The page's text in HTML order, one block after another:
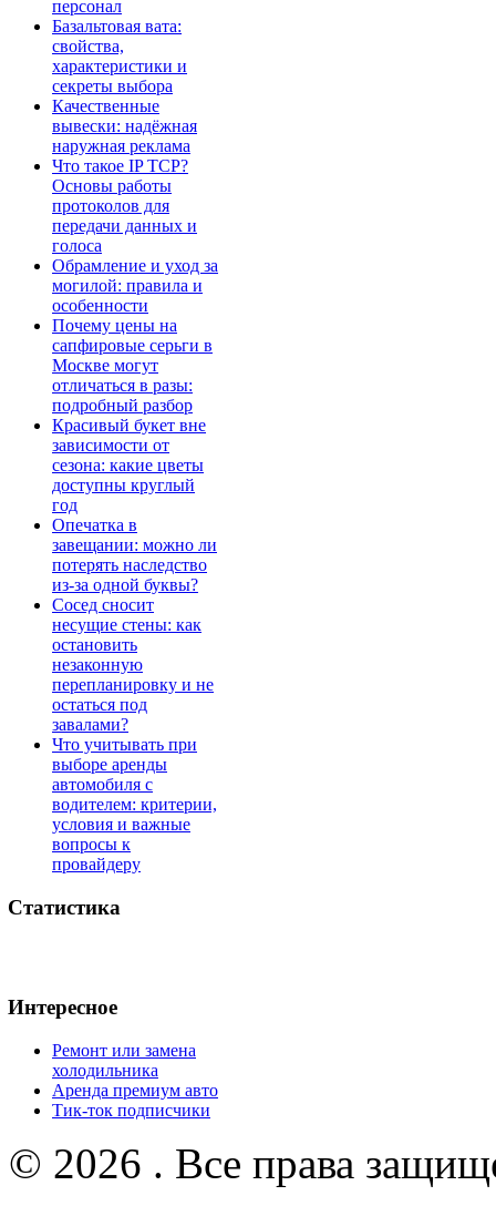
персонал
Базальтовая вата:
свойства,
характеристики и
секреты выбора
Качественные
вывески: надёжная
наружная реклама
Что такое IP TCP?
Основы работы
протоколов для
передачи данных и
голоса
Обрамление и уход за
могилой: правила и
особенности
Почему цены на
сапфировые серьги в
Москве могут
отличаться в разы:
подробный разбор
Красивый букет вне
зависимости от
сезона: какие цветы
доступны круглый
год
Опечатка в
завещании: можно ли
потерять наследство
из-за одной буквы?
Сосед сносит
несущие стены: как
остановить
незаконную
перепланировку и не
остаться под
завалами?
Что учитывать при
выборе аренды
автомобиля с
водителем: критерии,
условия и важные
вопросы к
провайдеру
Статистика
Интересное
Ремонт или замена
холодильника
Аренда премиум авто
Тик-ток подписчики
© 2026 . Все права